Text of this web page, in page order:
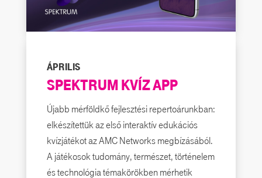
ÁPRILIS
SPEKTRUM KVÍZ APP
Újabb mérföldkő fejlesztési repertoárunkban:
elkészítettük az első interaktív edukációs
kvízjátékot az AMC Networks megbízásából.
A játékosoktudomány, természet, történelem
és technológia témakörökben mérhetik